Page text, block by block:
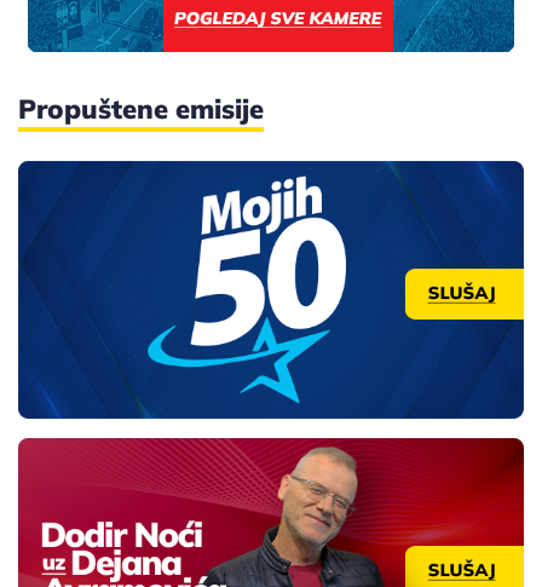
Propuštene emisije